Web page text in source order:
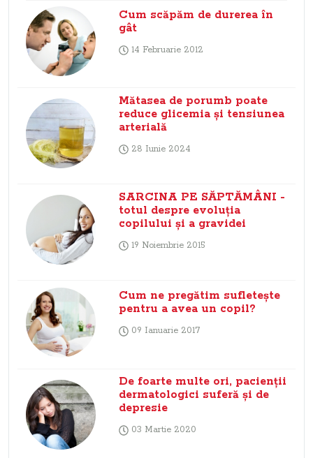
Cum scăpăm de durerea în
gât
14 Februarie 2012
Mătasea de porumb poate
reduce glicemia și tensiunea
arterială
28 Iunie 2024
SARCINA PE SĂPTĂMÂNI -
totul despre evoluţia
copilului şi a gravidei
19 Noiembrie 2015
Cum ne pregătim sufleteşte
pentru a avea un copil?
09 Ianuarie 2017
De foarte multe ori, pacienţii
dermatologici suferă şi de
depresie
03 Martie 2020